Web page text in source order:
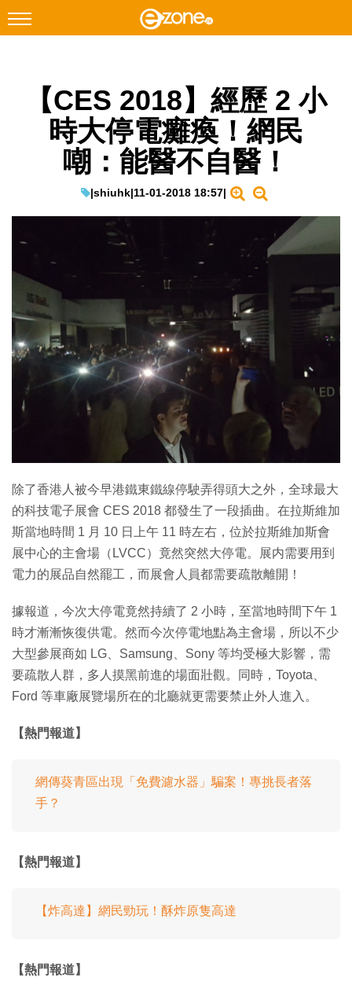
Facebook Instagram
科技焦點
教學評測
IT Times
生成式AI與雲端應用
Enterprise Digital Transformation
【CES 2018】經歷 2 小
時大停電癱瘓！網民
嘲：能醫不自醫！
|shiuhk|11-01-2018 18:57|
除了香港人被今早港鐵東鐵線停駛弄得頭大之外，全球最大
的科技電子展會 CES 2018 都發生了一段插曲。在拉斯維加
斯當地時間 1 月 10 日上午 11 時左右，位於拉斯維加斯會
展中心的主會場（LVCC）竟然突然大停電。展内需要用到
電力的展品自然罷工，而展會人員都需要疏散離開！
據報道，今次大停電竟然持續了 2 小時，至當地時間下午 1
時才漸漸恢復供電。然而今次停電地點為主會場，所以不少
大型參展商如 LG、Samsung、Sony 等均受極大影響，需
要疏散人群，多人摸黑前進的場面壯觀。同時，Toyota、
Ford 等車廠展覽場所在的北廳就更需要禁止外人進入。
【熱門報道】
網傳葵青區出現「免費濾水器」騙案！專挑長者落
手？
【熱門報道】
【炸高達】網民勁玩！酥炸原隻高達
【熱門報道】